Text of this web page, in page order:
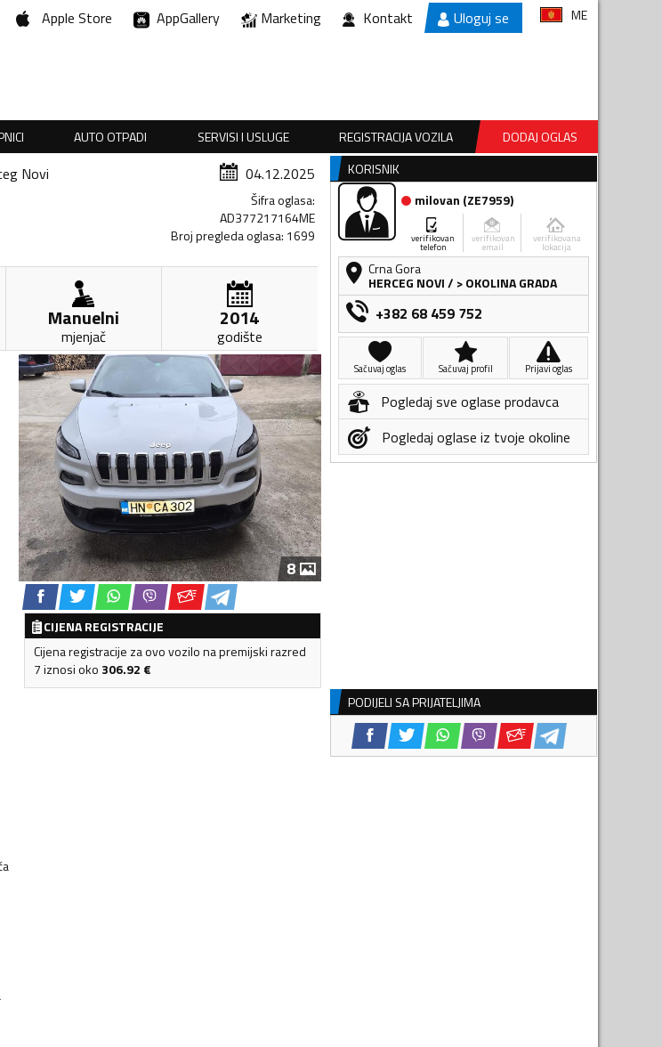
Apple Store AppGallery Marketing Kontakt Uloguj se ME
AUTO OTPADI SERVISI I USLUGE REGISTRACIJA VOZILA
DODAJ OGLAS
Novi 04.12.2025
Šifra oglasa:
AD377217164ME
Broj pregleda oglasa: 1699
Manuelni
mjenjač
2014
godište
8
CIJENA REGISTRACIJE
Cijena registracije za ovo vozilo na premijski razred
7 iznosi oko 306.92 €
KORISNIK
milovan (ZE7959)
verifikovan
telefon
verifikovan
email
verifikovana
lokacija
Crna Gora
HERCEG NOVI/ > OKOLINA GRADA
+382 68 459 752
Sačuvaj oglas Sačuvaj profil Prijavi oglas
Pogledaj sve oglase prodavca
Pogledaj oglase iz tvoje okoline
PODIJELI SA PRIJATELJIMA